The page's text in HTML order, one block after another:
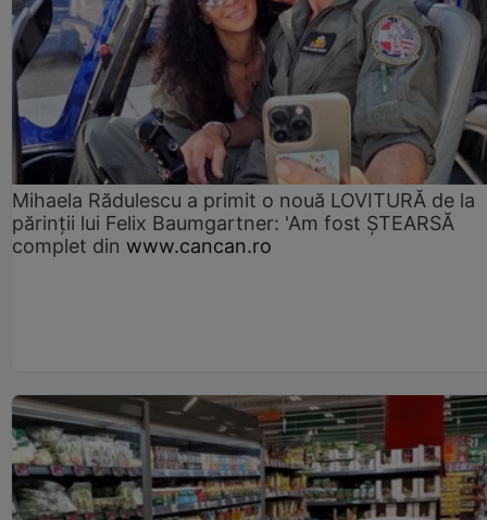
Mihaela Rădulescu a primit o nouă LOVITURĂ de la
părinții lui Felix Baumgartner: 'Am fost ȘTEARSĂ
complet din www.cancan.ro